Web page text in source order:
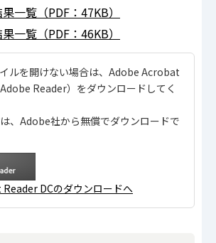
一覧（PDF：47KB）
一覧（PDF：46KB）
ルを開けない場合は、Adobe Acrobat
Reader）をダウンロードしてく
、Adobe社から無償でダウンロードで
DCのダウンロードへ